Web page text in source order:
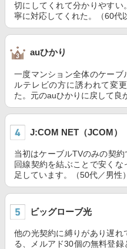
切にしてくれて分かりやす
寧に対応してくれた。（60代
auひかり
一度マンション全体のケー
ルテレビの方に誘われて変
た。元のauひかりに戻して良
J:COM NET（JCOM）
当初はケーブルTVのみの契
回線契約を結ぶことで安く
足しています。（50代／男性）
ビッグローブ光
他の光契約に縛りがあり遅
る、メルアド30個の無料登